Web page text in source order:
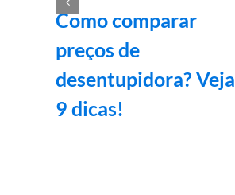
Como comparar
preços de
desentupidora? Veja
9 dicas!